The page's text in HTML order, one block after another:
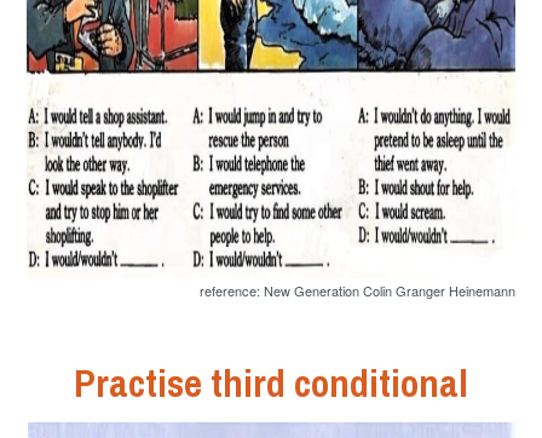
reference: New Generation Colin Granger Heinemann
Practise third conditional